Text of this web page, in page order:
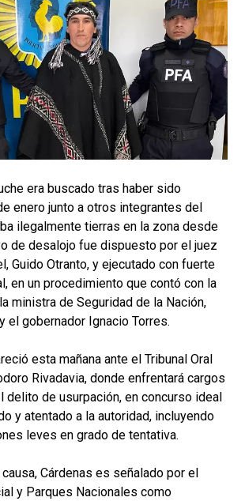
era buscado tras haber sido
enero junto a otros integrantes del
ilegalmente tierras en la zona desde
de desalojo fue dispuesto por el juez
Guido Otranto, y ejecutado con fuerte
en un procedimiento que contó con la
ministra de Seguridad de la Nación,
el gobernador Ignacio Torres.
esta mañana ante el Tribunal Oral
Rivadavia, donde enfrentará cargos
delito de usurpación, en concurso ideal
y atentado a la autoridad, incluyendo
leves en grado de tentativa.
Cárdenas es señalado por el
y Parques Nacionales como